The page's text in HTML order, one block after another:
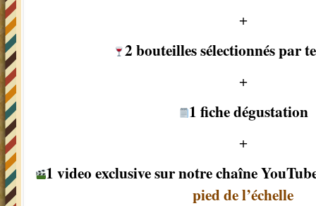
+
2 bouteilles sélectionnés par
+
1 fiche dégustation
+
1 video exclusive sur notre chaîne
pied de l’échelle